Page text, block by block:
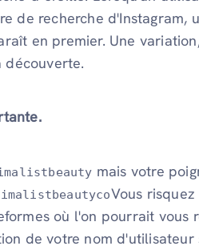
de recherche d'Instagram,
en premier. Une
mais votre
Vous
où l'on pourrait vous
de votre nom d'utilisateur